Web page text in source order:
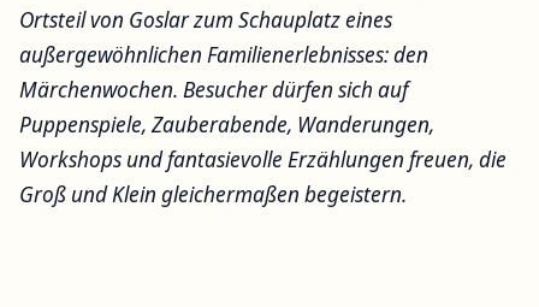
Ortsteil von Goslar zum Schauplatz eines
außergewöhnlichen Familienerlebnisses: den
Märchenwochen. Besucher dürfen sich auf
Puppenspiele, Zauberabende, Wanderungen,
Workshops und fantasievolle Erzählungen freuen, die
Groß und Klein gleichermaßen begeistern.